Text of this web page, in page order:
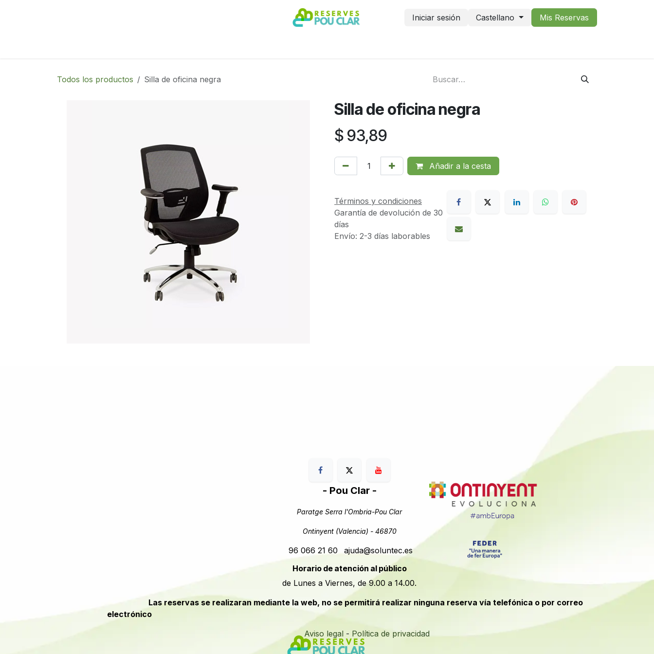
Iniciar sesión
Castellano Mis Reservas
Todos los productos Silla de oficina negra
Silla de oficina negra
$ 93,89
Añadir a la cesta
Términos y condiciones
Garantía de devolución de 30
días
Envío: 2-3 días laborables
- Pou Clar -
Paratge Serra l'Ombria-Pou Clar
Ontinyent (Valencia) - 46870
96 066 21 60
ajuda@soluntec.es
Horario de atención al público
de Lunes a Viernes, de 9.00 a 14.00.
​​Las reservas se realizaran mediante la web, no se permitirá realizar ninguna reserva vía telefónica o por correo
electrónico
Aviso legal - Política de privacidad